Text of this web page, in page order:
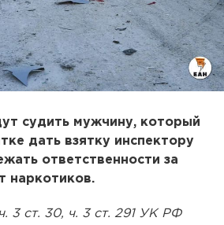
судить мужчину, который
дать взятку инспектору
ответственности за
наркотиков.
3 ст. 30, ч. 3 ст. 291 УК РФ